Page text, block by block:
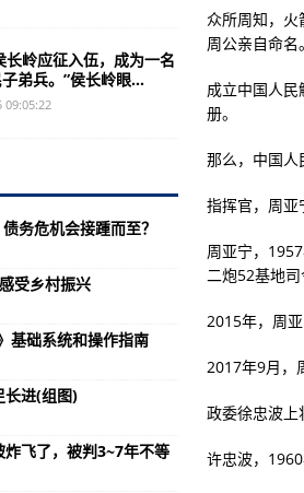
激增 休斯敦取消受害者姓名朗读仪式：念完需要几
周末 芝加哥一天发生多起枪击
国小伙在华北感受乡村振兴
了”昨天晚上突然爆发，中国第一大神盘彻底崩盘
玛起义任务线开启条件体验你的手
嫌传销，真是骗了不少人
16:现代战争》PC配置要求公布配置
学生在南京体检被淘汰，到底是怎么回事？
本动机在于看准两大市场(图)
年生产20架歼16和6架战斗机
众所周知，火
周公亲自命名
成立中国人
册。
那么，中国人
指挥官，周亚
周亚宁，
二炮52基地司
2015年，周
2017年9月，
政委徐忠波上
许忠波，
长岭应征入伍，成为一名
弟兵。”侯长岭眼...
09:05:22
务危机会接踵而至？
受乡村振兴
基础系统和操作指南
长进(组图)
飞了，被判3~7年不等